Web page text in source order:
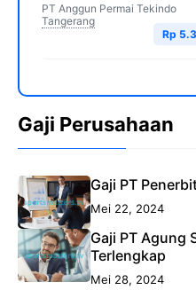
PT Anggun Permai Tekindo
Tangerang
Rp
Gaji Perusahaan
Gaji PT
Mei 22, 2024
Gaji PT Agung
Terlengkap
Mei 28, 2024